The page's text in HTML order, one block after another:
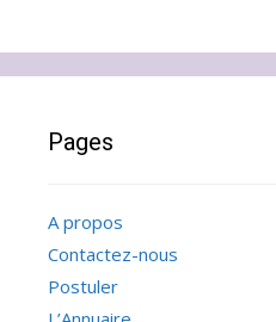
Pages
A propos
Contactez-nous
Postuler